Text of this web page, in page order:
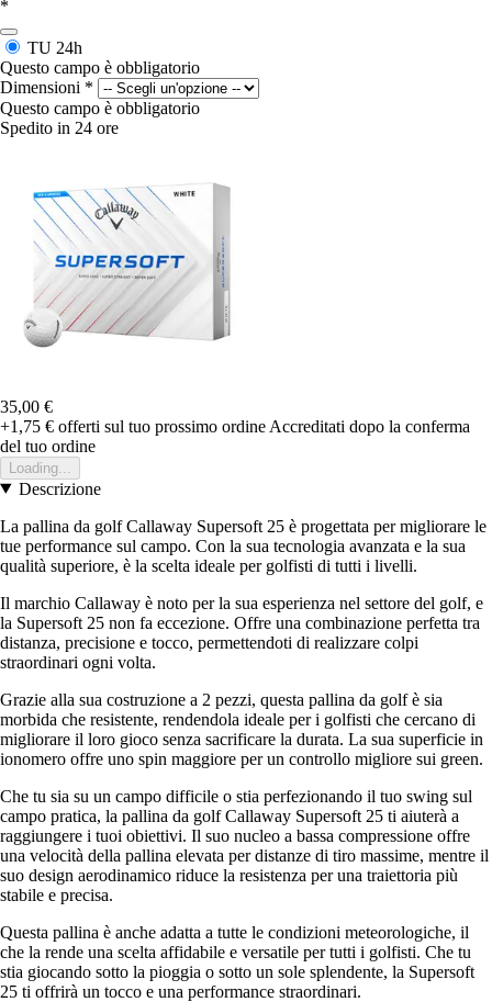
*
TU 24h
Questo campo è obbligatorio
Dimensioni *
Questo campo è obbligatorio
Spedito in 24 ore
35,00 €
+1,75 € offerti sul tuo prossimo ordine Accreditati dopo la conferma
del tuo ordine
Loading...
Descrizione
La pallina da golf Callaway Supersoft 25 è progettata per migliorare le
tue performance sul campo. Con la sua tecnologia avanzata e la sua
qualità superiore, è la scelta ideale per golfisti di tutti i livelli.
Il marchio Callaway è noto per la sua esperienza nel settore del golf, e
la Supersoft 25 non fa eccezione. Offre una combinazione perfetta tra
distanza, precisione e tocco, permettendoti di realizzare colpi
straordinari ogni volta.
Grazie alla sua costruzione a 2 pezzi, questa pallina da golf è sia
morbida che resistente, rendendola ideale per i golfisti che cercano di
migliorare il loro gioco senza sacrificare la durata. La sua superficie in
ionomero offre uno spin maggiore per un controllo migliore sui green.
Che tu sia su un campo difficile o stia perfezionando il tuo swing sul
campo pratica, la pallina da golf Callaway Supersoft 25 ti aiuterà a
raggiungere i tuoi obiettivi. Il suo nucleo a bassa compressione offre
una velocità della pallina elevata per distanze di tiro massime, mentre il
suo design aerodinamico riduce la resistenza per una traiettoria più
stabile e precisa.
Questa pallina è anche adatta a tutte le condizioni meteorologiche, il
che la rende una scelta affidabile e versatile per tutti i golfisti. Che tu
stia giocando sotto la pioggia o sotto un sole splendente, la Supersoft
25 ti offrirà un tocco e una performance straordinari.